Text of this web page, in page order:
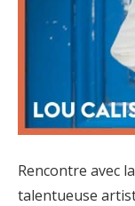
Rencontre avec
talentueuse